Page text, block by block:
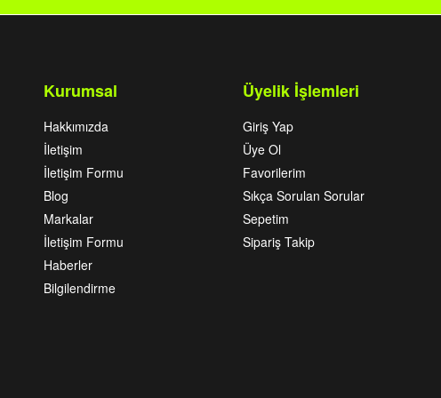
Kurumsal
Hakkımızda
İletişim
İletişim Formu
Blog
Markalar
İletişim Formu
Haberler
Bilgilendirme
Üyelik İşlemleri
Giriş Yap
Üye Ol
Favorilerim
Sıkça Sorulan Sorular
Sepetim
Sipariş Takip